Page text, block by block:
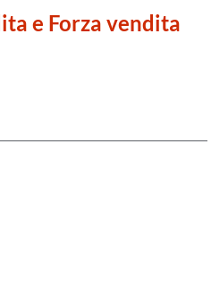
e Forza vendita